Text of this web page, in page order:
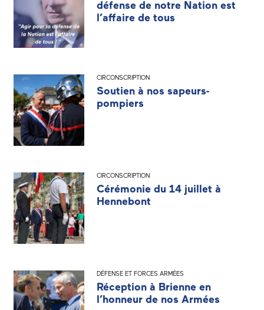
défense de notre Nation est
l’affaire de tous
CIRCONSCRIPTION
Soutien à nos sapeurs-
pompiers
CIRCONSCRIPTION
Cérémonie du 14 juillet à
Hennebont
DÉFENSE ET FORCES ARMÉES
Réception à Brienne en
l’honneur de nos Armées